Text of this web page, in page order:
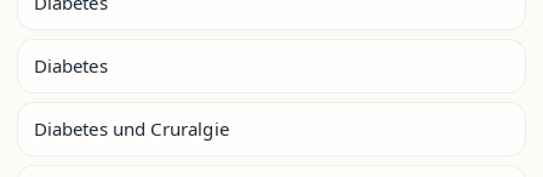
Diabetes
Diabetes und Cruralgie